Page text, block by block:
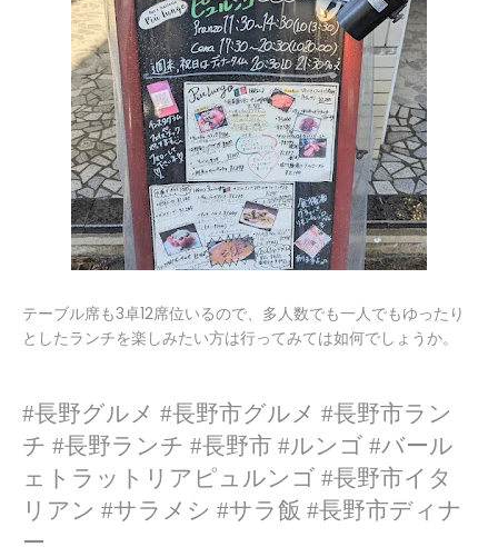
テーブル席も3卓12席位いるので、多人数でも一人でもゆったり
としたランチを楽しみたい方は行ってみては如何でしょうか。
#長野グルメ #長野市グルメ #長野市ラン
チ #長野ランチ #長野市 #ルンゴ #バール
ェトラットリアピュルンゴ #長野市イタ
リアン #サラメシ #サラ飯 #長野市ディナ
ー